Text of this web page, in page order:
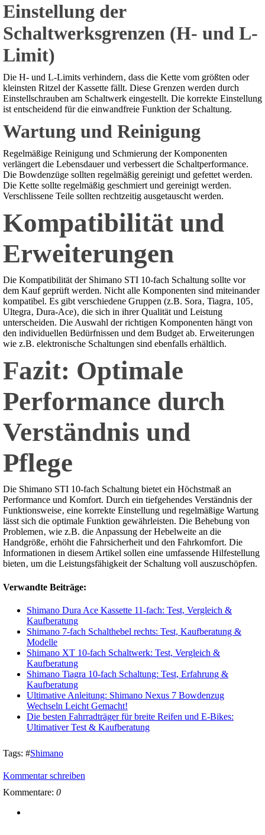
Einstellung der
Schaltwerksgrenzen (H- und L-
Limit)
Die H- und L-Limits verhindern‚ dass die Kette vom größten oder
kleinsten Ritzel der Kassette fällt. Diese Grenzen werden durch
Einstellschrauben am Schaltwerk eingestellt. Die korrekte Einstellung
ist entscheidend für die einwandfreie Funktion der Schaltung.
Wartung und Reinigung
Regelmäßige Reinigung und Schmierung der Komponenten
verlängert die Lebensdauer und verbessert die Schaltperformance.
Die Bowdenzüge sollten regelmäßig gereinigt und gefettet werden.
Die Kette sollte regelmäßig geschmiert und gereinigt werden.
Verschlissene Teile sollten rechtzeitig ausgetauscht werden.
Kompatibilität und
Erweiterungen
Die Kompatibilität der Shimano STI 10-fach Schaltung sollte vor
dem Kauf geprüft werden. Nicht alle Komponenten sind miteinander
kompatibel. Es gibt verschiedene Gruppen (z.B. Sora‚ Tiagra‚ 105‚
Ultegra‚ Dura-Ace)‚ die sich in ihrer Qualität und Leistung
unterscheiden. Die Auswahl der richtigen Komponenten hängt von
den individuellen Bedürfnissen und dem Budget ab. Erweiterungen
wie z.B. elektronische Schaltungen sind ebenfalls erhältlich.
Fazit: Optimale
Performance durch
Verständnis und
Pflege
Die Shimano STI 10-fach Schaltung bietet ein Höchstmaß an
Performance und Komfort. Durch ein tiefgehendes Verständnis der
Funktionsweise‚ eine korrekte Einstellung und regelmäßige Wartung
lässt sich die optimale Funktion gewährleisten. Die Behebung von
Problemen‚ wie z.B. die Anpassung der Hebelweite an die
Handgröße‚ erhöht die Fahrsicherheit und den Fahrkomfort. Die
Informationen in diesem Artikel sollen eine umfassende Hilfestellung
bieten‚ um die Leistungsfähigkeit der Schaltung voll auszuschöpfen.
Verwandte Beiträge:
Shimano Dura Ace Kassette 11-fach: Test, Vergleich &
Kaufberatung
Shimano 7-fach Schalthebel rechts: Test, Kaufberatung &
Modelle
Shimano XT 10-fach Schaltwerk: Test, Vergleich &
Kaufberatung
Shimano Tiagra 10-fach Schaltung: Test, Erfahrung &
Kaufberatung
Ultimative Anleitung: Shimano Nexus 7 Bowdenzug
Wechseln Leicht Gemacht!
Die besten Fahrradträger für breite Reifen und E-Bikes:
Ultimativer Test & Kaufberatung
Tags: #Shimano
Kommentar schreiben
Kommentare: 0